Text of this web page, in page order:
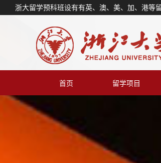
浙大留学预科班设有有英、澳、美、加、港等
首页 留学项目